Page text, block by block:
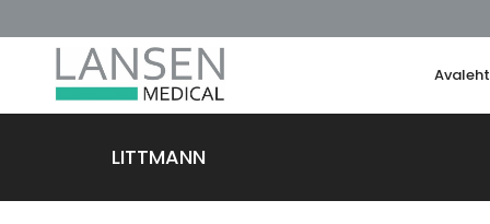
Avaleht
LITTMANN